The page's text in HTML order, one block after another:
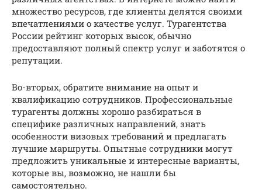
множество ресурсов, где клиенты делятся своими
впечатлениями о качестве услуг. Турагентства
России рейтинг которых высок, обычно
предоставляют полный спектр услуг и заботятся о
репутации.
Во-вторых, обратите внимание на опыт и
квалификацию сотрудников. Профессиональные
турагенты должны хорошо разбираться в
специфике различных направлений, знать
особенности визовых требований и предлагать
лучшие маршруты. Опытные сотрудники могут
предложить уникальные и интересные варианты,
которые вы, возможно, не нашли бы
самостоятельно.